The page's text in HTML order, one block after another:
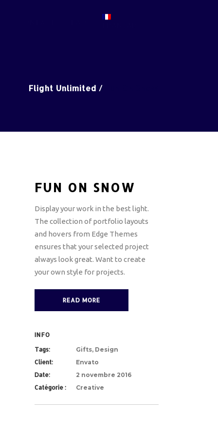
Flight Unlimited /
FUN ON SNOW
Display your work in the best light.
The collection of portfolio layouts
and hovers from Edge Themes
ensures that your selected project
always look great. Want to create
your own style for projects.
READ MORE
INFO
Tags:
Gifts, Design
Client:
Envato
Date:
2 novembre 2016
Catégorie :
Creative